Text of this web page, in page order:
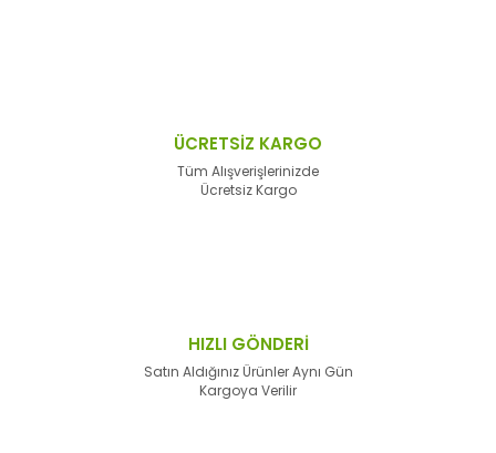
ÜCRETSİZ KARGO
Tüm Alışverişlerinizde
Ücretsiz Kargo
HIZLI GÖNDERİ
Satın Aldığınız Ürünler Aynı Gün
Kargoya Verilir